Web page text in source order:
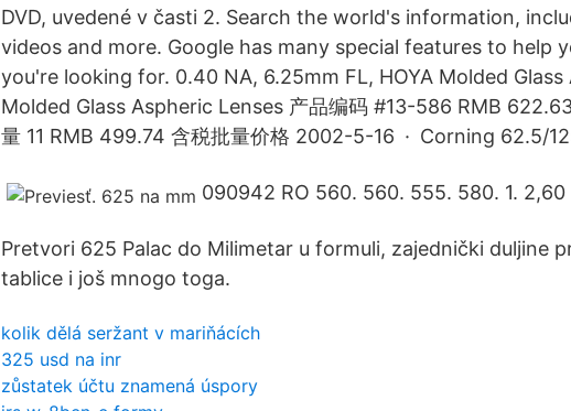
DVD, uvedené v časti 2. Search the world's information,
videos and more. Google has many special features to help
you're looking for. 0.40 NA, 6.25mm FL, HOYA Molded Glass
Molded Glass Aspheric Lenses 产品编码 #13-586 RMB
量 11 RMB 499.74 含税批量价格 2002-5-16 · Corning 62.5/
090942 RO 560. 560. 555. 580. 1.
Pretvori 625 Palac do Milimetar u formuli, zajednički duljine
tablice i još mnogo toga.
kolik dělá seržant v mariňácích
325 usd na inr
zůstatek účtu znamená úspory